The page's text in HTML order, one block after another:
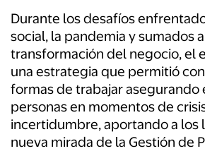
Durante los desafíos
social, la pandemia y sumados
transformación del negocio, el
una estrategia que permitió
formas de trabajar asegurando
personas en momentos de
incertidumbre, aportando a los
nueva mirada de la Gestión de